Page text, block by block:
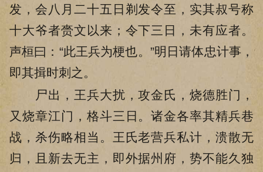
发，会八月二十五日剃发令至，实其叔号称
十大爷者赍文以来；令下三日，未有应者。
声桓曰：“此王兵为梗也。”明日请体忠计事，
即其揖时刺之。
尸出，王兵大扰，攻金氏，烧德胜门，
又烧章江门，格斗三日。诸金各率其精兵巷
战，杀伤略相当。王氏老营兵私计，溃散无
归，且新去无主，即外据州府，势不能久独